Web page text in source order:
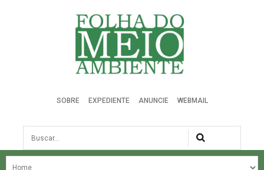
Folha do Meio Ambiente
SOBRE EXPEDIENTE ANUNCIE WEBMAIL
Busca
NOSSA HISTÓRIA